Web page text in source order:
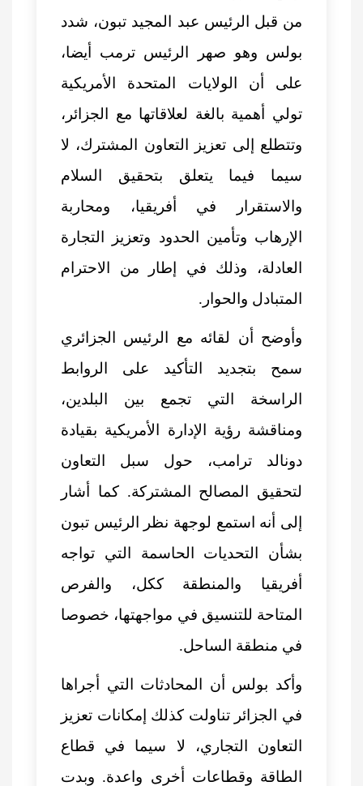
من قبل الرئيس عبد المجيد تبون، شدد
بولس وهو صهر الرئيس ترمب أيضا،
على أن الولايات المتحدة الأمريكية
تولي أهمية بالغة لعلاقاتها مع الجزائر،
وتتطلع إلى تعزيز التعاون المشترك، لا
سيما فيما يتعلق بتحقيق السلام
والاستقرار في أفريقيا، ومحاربة
الإرهاب وتأمين الحدود وتعزيز التجارة
العادلة، وذلك في إطار من الاحترام
المتبادل والحوار.
وأوضح أن لقائه مع الرئيس الجزائري
سمح بتجديد التأكيد على الروابط
الراسخة التي تجمع بين البلدين،
ومناقشة رؤية الإدارة الأمريكية بقيادة
دونالد ترامب، حول سبل التعاون
لتحقيق المصالح المشتركة. كما أشار
إلى أنه استمع لوجهة نظر الرئيس تبون
بشأن التحديات الحاسمة التي تواجه
أفريقيا والمنطقة ككل، والفرص
المتاحة للتنسيق في مواجهتها، خصوصا
في منطقة الساحل.
وأكد بولس أن المحادثات التي أجراها
في الجزائر تناولت كذلك إمكانات تعزيز
التعاون التجاري، لا سيما في قطاع
الطاقة وقطاعات أخرى واعدة. وبدت